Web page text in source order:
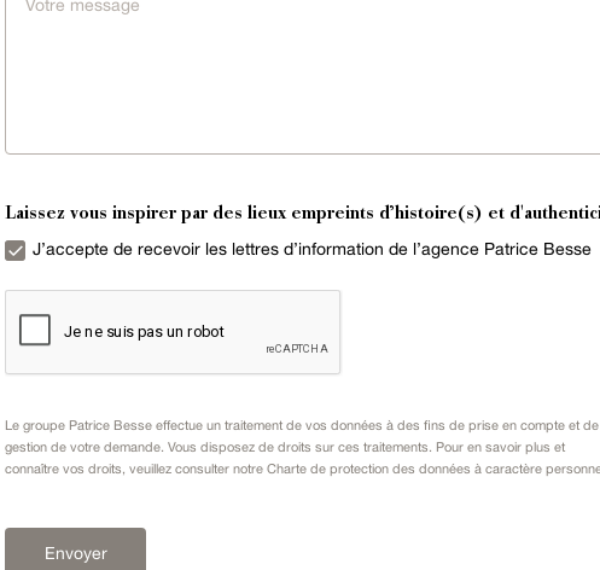
Laissez vous inspirer par des lieux empreints d’histoire(s) et
J’accepte de recevoir les lettres d’information de l’agence Patrice Besse
Le groupe Patrice Besse effectue un traitement de vos données à des fins de prise en compte et de
gestion de votre demande. Vous disposez de droits sur ces traitements. Pour en savoir plus et
connaître vos droits, veuillez consulter notre Charte de protection des données à caractère
Envoyer